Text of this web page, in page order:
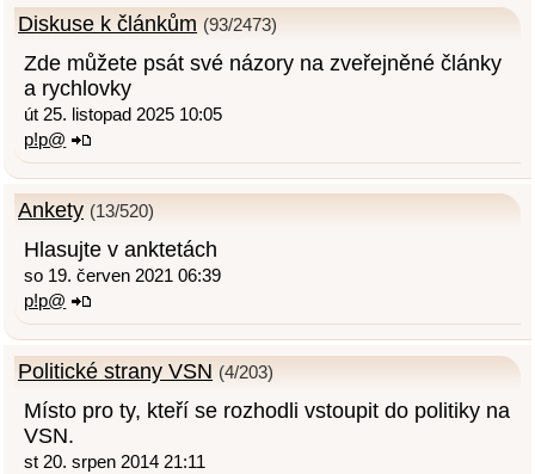
Diskuse k článkům (93/2473)
Zde můžete psát své názory na zveřejněné články
a rychlovky
út 25. listopad 2025 10:05
p!p@
Ankety (13/520)
Hlasujte v anktetách
so 19. červen 2021 06:39
p!p@
Politické strany VSN (4/203)
Místo pro ty, kteří se rozhodli vstoupit do politiky na
VSN.
st 20. srpen 2014 21:11